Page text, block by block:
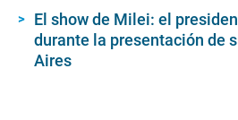
El show de Milei: el
durante la presentación de
Aires